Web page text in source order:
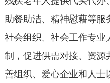
化部门提升互助性养老服务信
发展改革部门负责结合职能加
规利用集体土地或者盘活利用
助性养老服务。住房城乡建设